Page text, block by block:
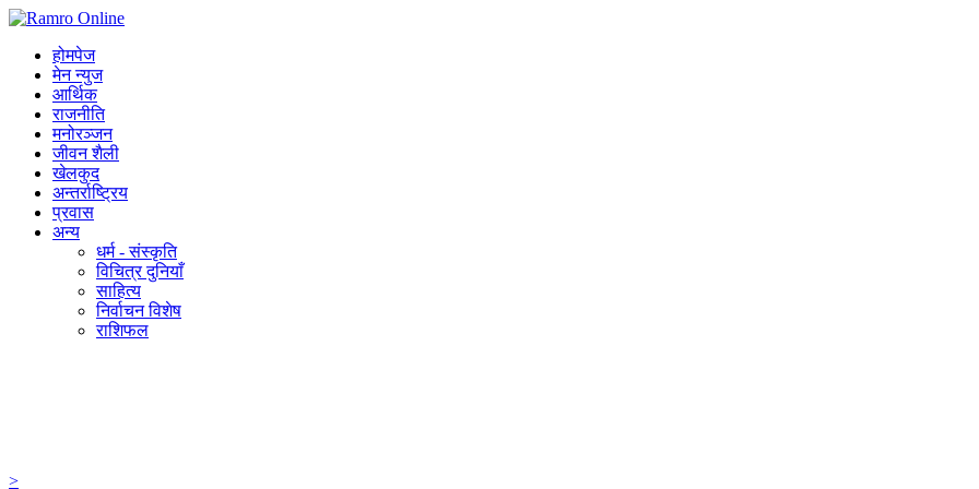
होमपेज
मेन न्युज
आर्थिक
राजनीति
मनोरञ्जन
जीवन शैली
खेलकुद
अन्तर्राष्ट्रिय
प्रवास
अन्य
धर्म - संस्कृति
विचित्र दुनियाँ
साहित्य
निर्वाचन विशेष
राशिफल
>